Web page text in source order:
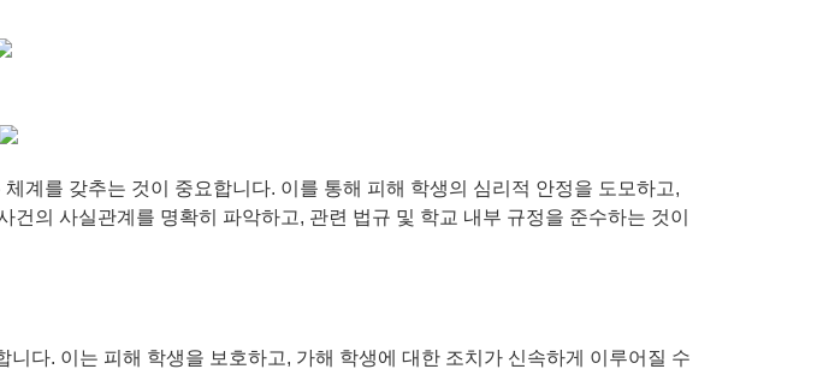
계를 갖추는 것이 중요합니다. 이를 통해 피해 학생의 심리적 안정을 도모하고,
의 사실관계를 명확히 파악하고, 관련 법규 및 학교 내부 규정을 준수하는 것이
다. 이는 피해 학생을 보호하고, 가해 학생에 대한 조치가 신속하게 이루어질 수